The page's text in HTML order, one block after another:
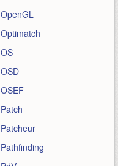
OpenGL
Optimatch
OS
OSD
OSEF
Patch
Patcheur
Pathfinding